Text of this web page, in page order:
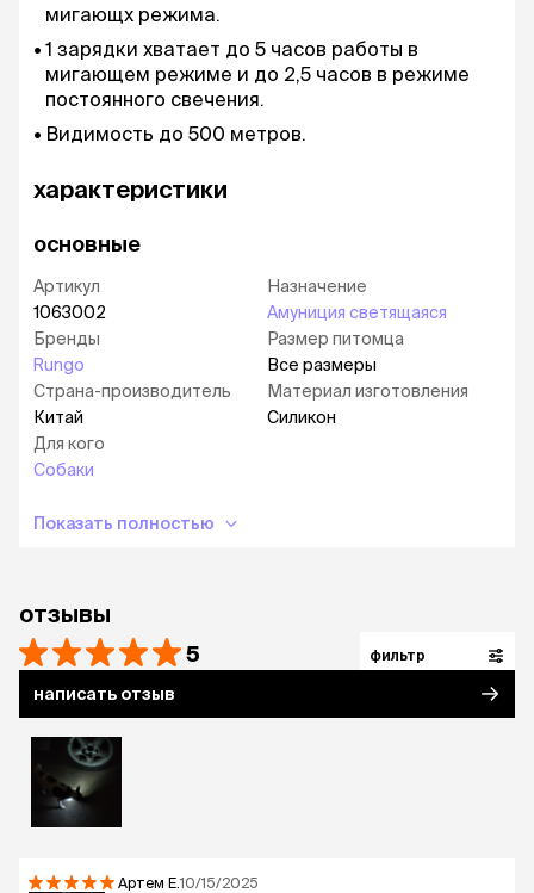
мигающх режима.
1 зарядки хватает до 5 часов работы в
мигающем режиме и до 2,5 часов в режиме
постоянного свечения.
Видимость до 500 метров.
характеристики
основные
Артикул
1063002
Бренды
Rungo
Страна-производитель
Китай
Для кого
Собаки
Назначение
Амуниция светящаяся
Размер питомца
Все размеры
Материал изготовления
Силикон
Показать полностью
отзывы
5 фильтр
написать отзыв
Артем Е.10/15/2025